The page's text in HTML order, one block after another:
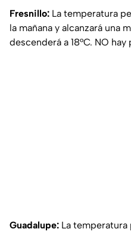
Fresnillo: La temperatura
la mañana y alcanzará una
descenderá a 18°C. NO
Guadalupe: La temperatura